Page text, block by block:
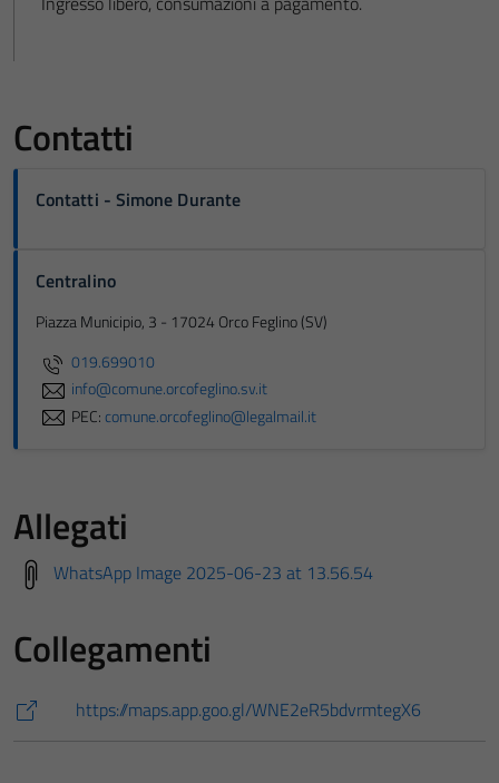
Contatti
Contatti - Simone Durante
Centralino
Piazza Municipio, 3 - 17024 Orco Feglino (SV)
019.699010
info@comune.orcofeglino.sv.it
PEC:comune.orcofeglino@legalmail.it
Allegati
WhatsApp Image 2025-06-23 at 13.56.54
Collegamenti
https://maps.app.goo.gl/WNE2eR5bdvrmtegX6